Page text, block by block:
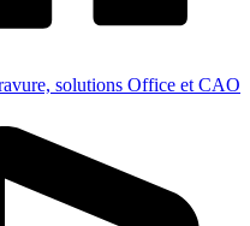
solutions Office et CAO